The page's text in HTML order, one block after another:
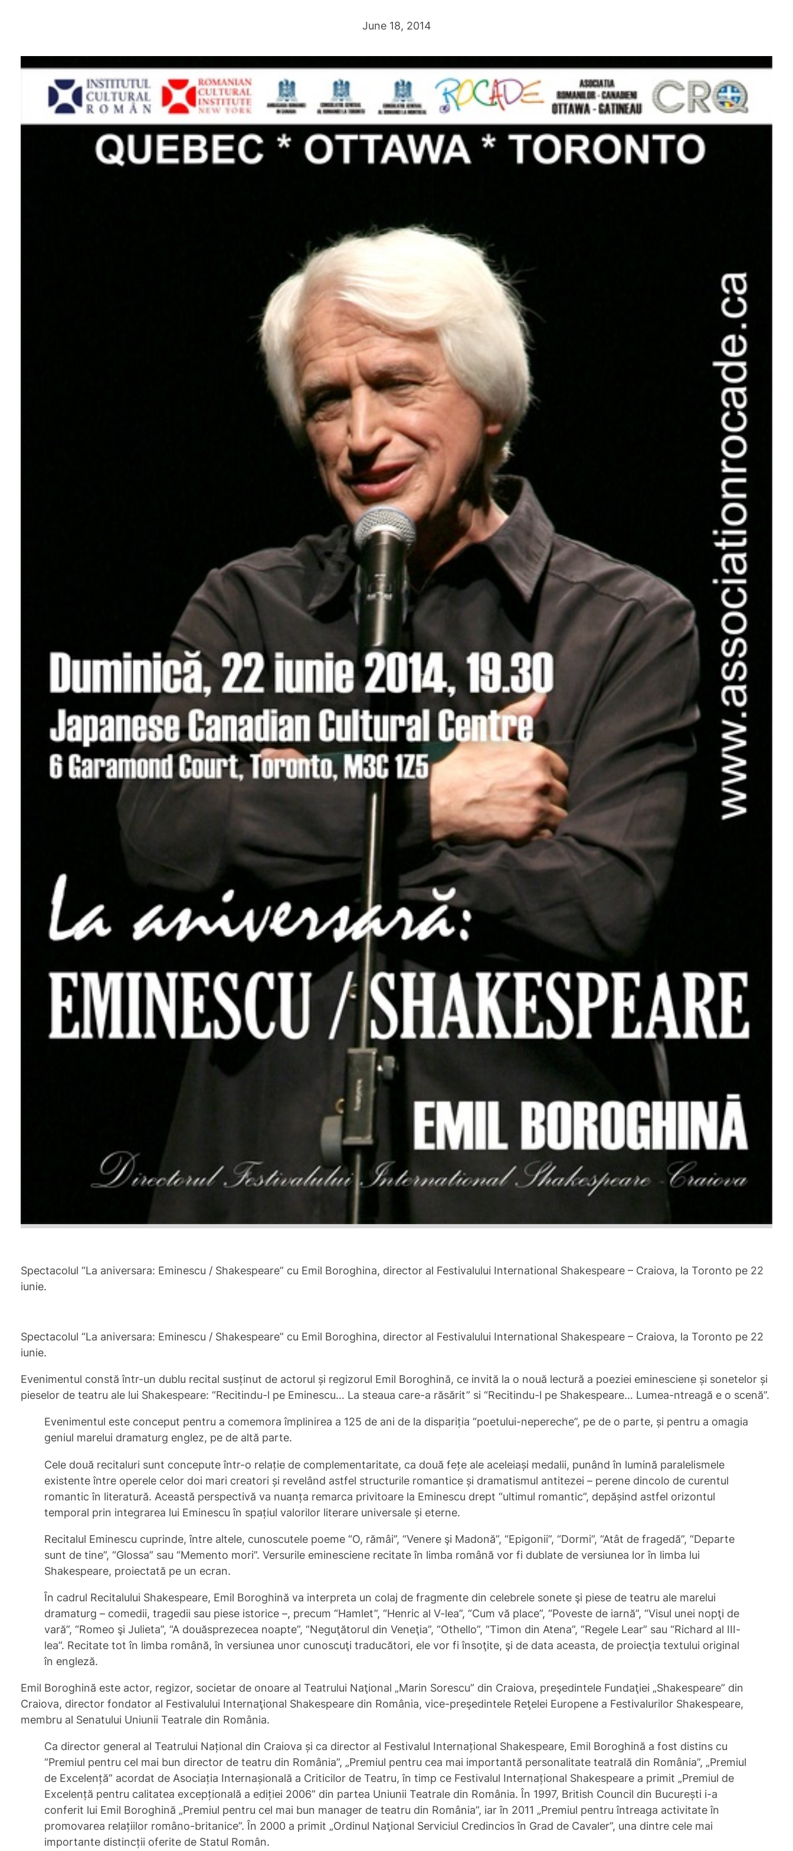
June 18, 2014
Spectacolul “La aniversara: Eminescu / Shakespeare” cu Emil Boroghina, director al Festivalului International Shakespeare – Craiova, la Toronto pe 22
iunie.
Spectacolul “La aniversara: Eminescu / Shakespeare” cu Emil Boroghina, director al Festivalului International Shakespeare – Craiova, la Toronto pe 22
iunie.
Evenimentul constă într-un dublu recital susținut de actorul și regizorul Emil Boroghină, ce invită la o nouă lectură a poeziei eminesciene și sonetelor și
pieselor de teatru ale lui Shakespeare: “Recitindu-l pe Eminescu… La steaua care-a răsărit” si “Recitindu-l pe Shakespeare… Lumea-ntreagă e o scenă”.
Evenimentul este conceput pentru a comemora împlinirea a 125 de ani de la dispariția “poetului-nepereche”, pe de o parte, și pentru a omagia
geniul marelui dramaturg englez, pe de altă parte.
Cele două recitaluri sunt concepute într-o relație de complementaritate, ca două fețe ale aceleiași medalii, punând în lumină paralelismele
existente între operele celor doi mari creatori și revelând astfel structurile romantice și dramatismul antitezei – perene dincolo de curentul
romantic în literatură. Această perspectivă va nuanța remarca privitoare la Eminescu drept “ultimul romantic”, depășind astfel orizontul
temporal prin integrarea lui Eminescu în spațiul valorilor literare universale și eterne.
Recitalul Eminescu cuprinde, între altele, cunoscutele poeme “O, rămâi”, “Venere şi Madonă”, “Epigonii”, “Dormi”, “Atât de fragedă”, “Departe
sunt de tine”, “Glossa” sau “Memento mori”. Versurile eminesciene recitate în limba română vor fi dublate de versiunea lor în limba lui
Shakespeare, proiectată pe un ecran.
În cadrul Recitalului Shakespeare, Emil Boroghină va interpreta un colaj de fragmente din celebrele sonete şi piese de teatru ale marelui
dramaturg – comedii, tragedii sau piese istorice –, precum “Hamlet”, “Henric al V-lea”, “Cum vă place”, “Poveste de iarnă”, “Visul unei nopţi de
vară”, “Romeo şi Julieta”, “A douăsprezecea noapte”, “Neguţătorul din Veneţia”, “Othello”, “Timon din Atena”, “Regele Lear” sau “Richard al III-
lea”. Recitate tot în limba română, în versiunea unor cunoscuţi traducători, ele vor fi însoţite, şi de data aceasta, de proiecţia textului original
în engleză.
Emil Boroghină este actor, regizor, societar de onoare al Teatrului Naţional „Marin Sorescu” din Craiova, preşedintele Fundaţiei „Shakespeare” din
Craiova, director fondator al Festivalului Internaţional Shakespeare din România, vice-preşedintele Reţelei Europene a Festivalurilor Shakespeare,
membru al Senatului Uniunii Teatrale din România.
Ca director general al Teatrului Național din Craiova și ca director al Festivalul Internațional Shakespeare, Emil Boroghină a fost distins cu
“Premiul pentru cel mai bun director de teatru din România”, „Premiul pentru cea mai importantă personalitate teatrală din România”, „Premiul
de Excelență” acordat de Asociația Internașională a Criticilor de Teatru, în timp ce Festivalul Internațional Shakespeare a primit „Premiul de
Excelență pentru calitatea excepțională a ediției 2006” din partea Uniunii Teatrale din România. În 1997, British Council din București i-a
conferit lui Emil Boroghină „Premiul pentru cel mai bun manager de teatru din România”, iar în 2011 „Premiul pentru întreaga activitate în
promovarea relațiilor româno-britanice”. În 2000 a primit „Ordinul Naţional Serviciul Credincios în Grad de Cavaler”, una dintre cele mai
importante distincții oferite de Statul Român.